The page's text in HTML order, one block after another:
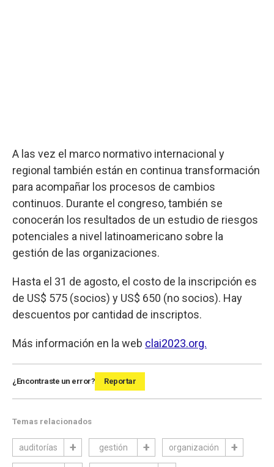
A las vez el marco normativo internacional y
regional también están en continua transformación
para acompañar los procesos de cambios
continuos. Durante el congreso, también se
conocerán los resultados de un estudio de riesgos
potenciales a nivel latinoamericano sobre la
gestión de las organizaciones.
Hasta el 31 de agosto, el costo de la inscripción es
de US$ 575 (socios) y US$ 650 (no socios). Hay
descuentos por cantidad de inscriptos.
Más información en la web clai2023.org.
¿Encontraste un error? Reportar
Temas relacionados
auditorías gestión organización